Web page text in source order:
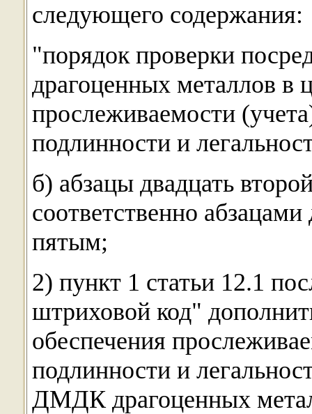
следующего содержания:
"порядок проверки
драгоценных металлов в
прослеживаемости
подлинности и
б) абзацы двадцать
соответственно
пятым;
2) пункт 1 статьи 12.1
штриховой код"
обеспечения
подлинности и
ДМДК драгоценных